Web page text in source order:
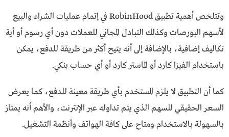
وتتلخص أهمية تطبيق RobinHood في إتمام عمليات الشراء والبيع
لأسهم البورصات وكذلك التبادل المجاني للعملات دون أي رسوم أو أية
تكاليف إضافية، بالإضافة إلى أنه يتيح أكثر من طريقة للدفع، يمكن
باستخدام الفيزا كارد أو الماستر كارد أو أي حساب بنكي.
كما أن التطبيق لا يلزم المستخدم بأي طريقة معينة للدفع، كما يعرض
السعر الحقيقي للسهم الذي يتم تداوله عبر الإنترنت، والأهم أنه يمتاز
بالسهولة بالاستخدام ومتاح على كافة الهواتف وأنظمة التشغيل.